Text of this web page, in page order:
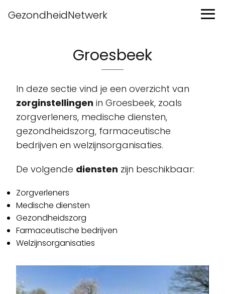
GezondheidNetwerk
Groesbeek
In deze sectie vind je een overzicht van
zorginstellingen in Groesbeek, zoals
zorgverleners, medische diensten,
gezondheidszorg, farmaceutische
bedrijven en welzijnsorganisaties.
De volgende diensten zijn beschikbaar:
Zorgverleners
Medische diensten
Gezondheidszorg
Farmaceutische bedrijven
Welzijnsorganisaties